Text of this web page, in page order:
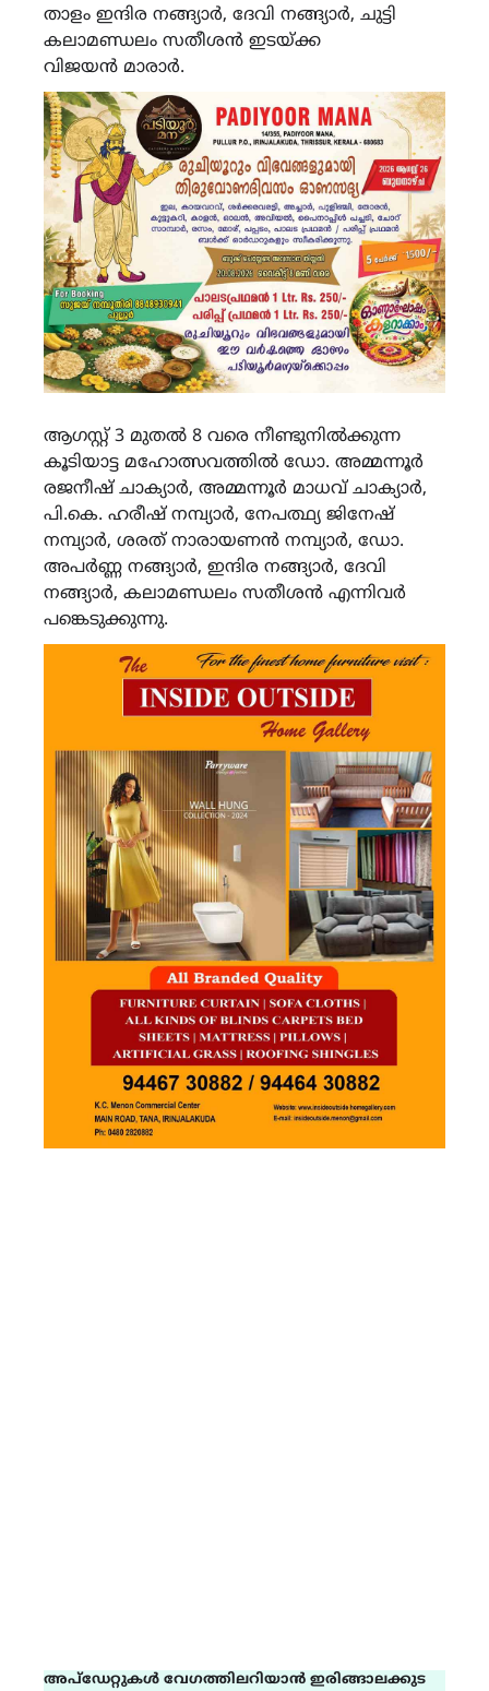
താളം ഇന്ദിര നങ്ങ്യാർ, ദേവി നങ്ങ്യാർ, ചുട്ടി
കലാമണ്ഡലം സതീശൻ ഇടയ്ക്ക
വിജയൻ മാരാർ.
ആഗസ്റ്റ് 3 മുതൽ 8 വരെ നീണ്ടുനിൽക്കുന്ന
കൂടിയാട്ട മഹോത്സവത്തിൽ ഡോ. അമ്മന്നൂർ
രജനീഷ് ചാക്യാർ, അമ്മന്നൂർ മാധവ് ചാക്യാർ,
പി.കെ. ഹരീഷ് നമ്പ്യാർ, നേപത്ഥ്യ ജിനേഷ്
നമ്പ്യാർ, ശരത് നാരായണൻ നമ്പ്യാർ, ഡോ.
അപർണ്ണ നങ്ങ്യാർ, ഇന്ദിര നങ്ങ്യാർ, ദേവി
നങ്ങ്യാർ, കലാമണ്ഡലം സതീശൻ എന്നിവർ
പങ്കെടുക്കുന്നു.
അപ്ഡേറ്റുകൾ വേഗത്തിലറിയാൻ ഇരിങ്ങാലക്കുട